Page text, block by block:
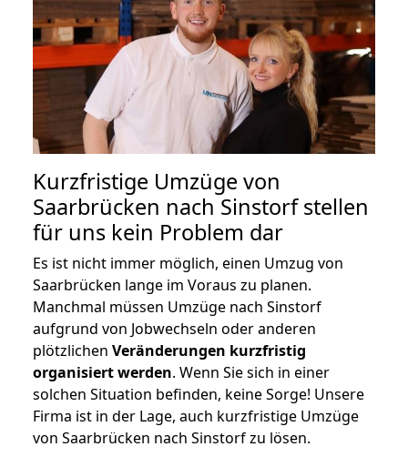
Kurzfristige Umzüge von
Saarbrücken nach Sinstorf stellen
für uns kein Problem dar
Es ist nicht immer möglich, einen Umzug von
Saarbrücken lange im Voraus zu planen.
Manchmal müssen Umzüge nach Sinstorf
aufgrund von Jobwechseln oder anderen
plötzlichen Veränderungen kurzfristig
organisiert werden. Wenn Sie sich in einer
solchen Situation befinden, keine Sorge! Unsere
Firma ist in der Lage, auch kurzfristige Umzüge
von Saarbrücken nach Sinstorf zu lösen.